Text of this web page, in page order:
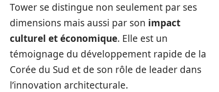
Tower se distingue non seulement par ses
dimensions mais aussi par son impact
culturel et économique. Elle est un
témoignage du développement rapide de la
Corée du Sud et de son rôle de leader dans
l’innovation architecturale.